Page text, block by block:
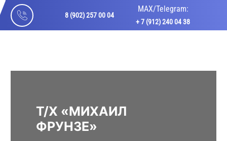
8 (902) 257 00 04
МАХ/Telegram:
+ 7 (912) 240 04 38
Т/Х «МИХАИЛ
ФРУНЗЕ»